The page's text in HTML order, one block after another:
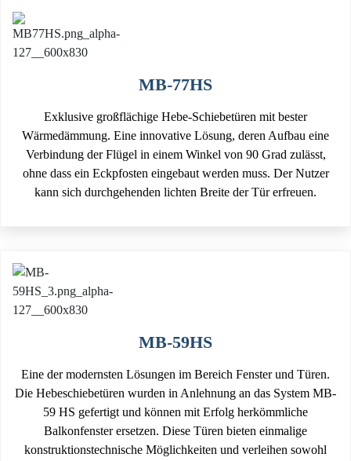
MB-77HS
Exklusive großflächige Hebe-Schiebetüren mit bester
Wärmedämmung. Eine innovative Lösung, deren Aufbau eine
Verbindung der Flügel in einem Winkel von 90 Grad zulässt,
ohne dass ein Eckpfosten eingebaut werden muss. Der Nutzer
kann sich durchgehenden lichten Breite der Tür erfreuen.
MB-59HS
Eine der modernsten Lösungen im Bereich Fenster und Türen.
Die Hebeschiebetüren wurden in Anlehnung an das System MB-
59 HS gefertigt und können mit Erfolg herkömmliche
Balkonfenster ersetzen. Diese Türen bieten einmalige
konstruktionstechnische Möglichkeiten und verleihen sowohl